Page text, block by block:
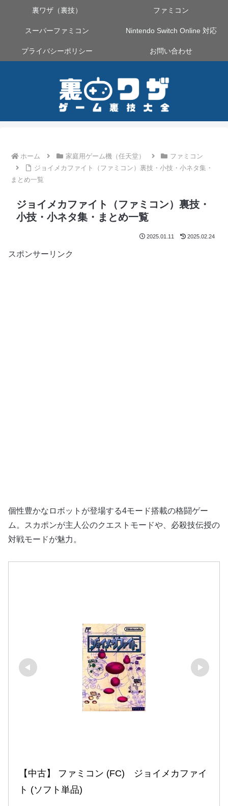
裏ワザ（裏技） ファミコン
スーパーファミコン Nintendo Switch Online 対応
プライバシーポリシー お問い合わせ
ホーム 家庭用ゲーム機（任天堂）
ファミコン
ジョイメカファイト（ファミコン）裏技・小技・小ネタ集・
まとめ一覧
ジョイメカファイト（ファミコン）裏技・
小技・小ネタ集・まとめ一覧
2025.01.11 2025.02.24
スポンサーリンク
個性豊かなロボットが登場する4モード搭載の格闘ゲー
ム。スカポンが主人公のクエストモードや、必殺技伝授の
対戦モードが魅力。
【中古】 ファミコン (FC)　ジョイメカファイ
ト (ソフト単品)